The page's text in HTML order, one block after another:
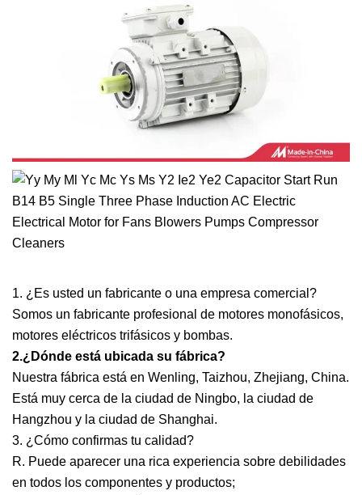
1. ¿Es usted un fabricante o una empresa comercial?
Somos un fabricante profesional de motores monofásicos,
motores eléctricos trifásicos y bombas.
2.¿Dónde está ubicada su fábrica?
Nuestra fábrica está en Wenling, Taizhou, Zhejiang, China.
Está muy cerca de la ciudad de Ningbo, la ciudad de
Hangzhou y la ciudad de Shanghai.
3. ¿Cómo confirmas tu calidad?
R. Puede aparecer una rica experiencia sobre debilidades
en todos los componentes y productos;